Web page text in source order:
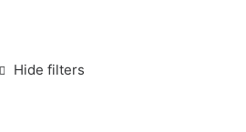
Hide filters